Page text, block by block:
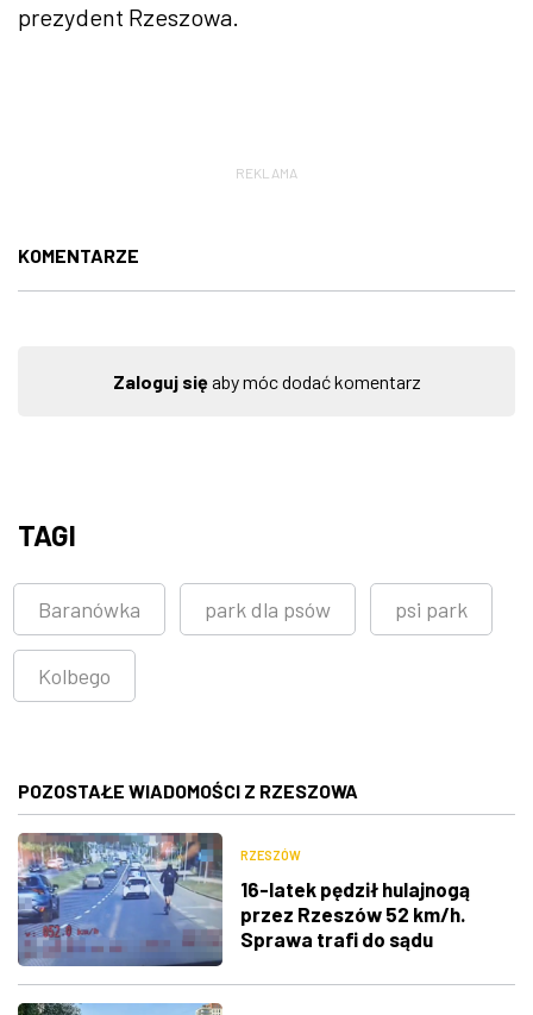
prezydent Rzeszowa.
REKLAMA
KOMENTARZE
Zaloguj sięaby móc dodać komentarz
TAGI
Baranówka park dla psów psi park
Kolbego
POZOSTAŁE WIADOMOŚCI Z RZESZOWA
RZESZÓW
16-latek pędził hulajnogą
przez Rzeszów 52 km/h.
Sprawa trafi do sądu